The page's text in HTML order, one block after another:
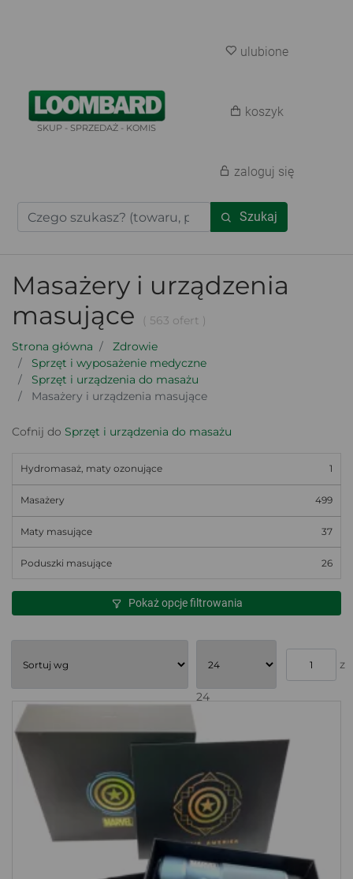
SKUP - SPRZEDAŻ - KOMIS
Szukaj
ulubione
koszyk
zaloguj się
Masażery i urządzenia
masujące
( 563 ofert )
Strona główna
Zdrowie
Sprzęt i wyposażenie medyczne
Sprzęt i urządzenia do masażu
Masażery i urządzenia masujące
Cofnij do Sprzęt i urządzenia do masażu
Hydromasaż, maty ozonujące 1
Masażery 499
Maty masujące 37
Poduszki masujące 26
Pokaż opcje filtrowania
24